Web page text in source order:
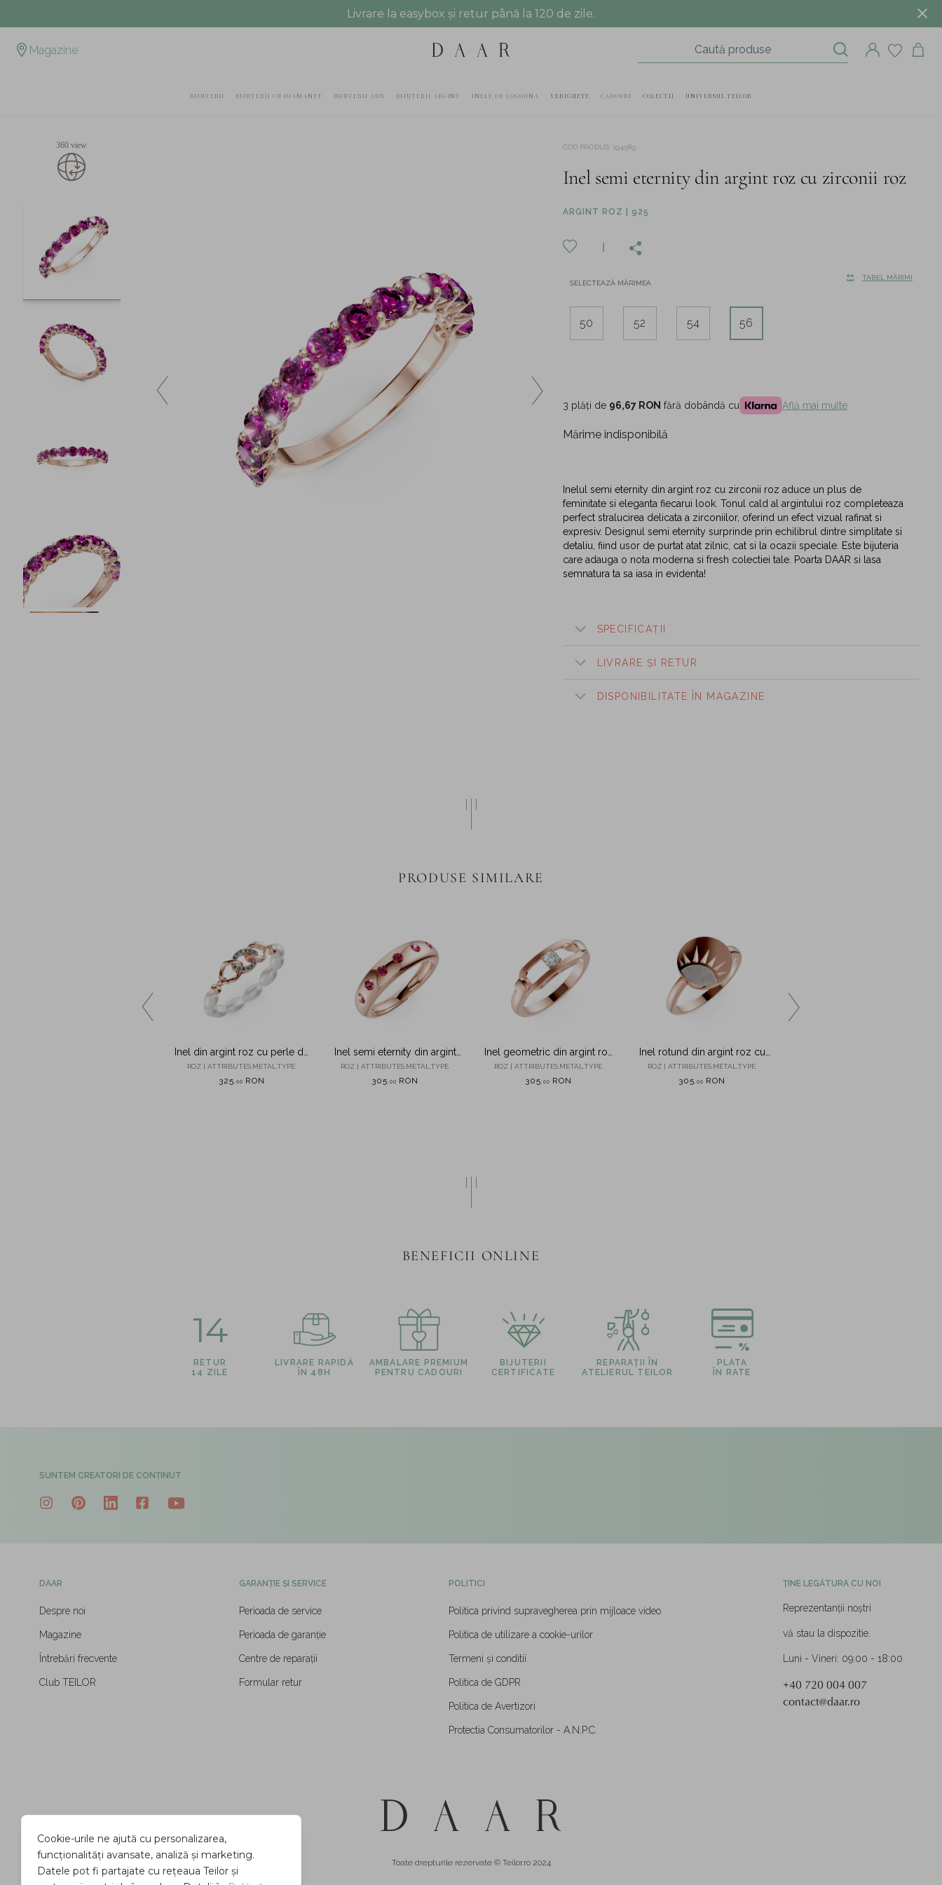
Livrare la easybox și retur până la 120 de zile.
Magazine
BIJUTERII BIJUTERII CU DIAMANTE BIJUTERII AUR BIJUTERII ARGINT INELE DE LOGODNA VERIGHETE CADOURI COLECTII UNIVERSUL TEILOR
360 view COD PRODUS: 194589
Inel semi eternity din argint roz cu zirconii roz
ARGINT ROZ | 925
SELECTEAZĂ MĂRIMEA
TABEL MĂRIMI
50 52 54 56
3 plăți de 96,67 RON fără dobândă cu Află mai multe
Mărime indisponibilă
Inelul semi eternity din argint roz cu zirconii roz aduce un plus de
feminitate si eleganta fiecarui look. Tonul cald al argintului roz completeaza
perfect stralucirea delicata a zirconiilor, oferind un efect vizual rafinat si
expresiv. Designul semi eternity surprinde prin echilibrul dintre simplitate si
detaliu, fiind usor de purtat atat zilnic, cat si la ocazii speciale. Este bijuteria
care adauga o nota moderna si fresh colectiei tale. Poarta DAAR si lasa
semnatura ta sa iasa in evidenta!
SPECIFICAȚII
LIVRARE ȘI RETUR
DISPONIBILITATE ÎN MAGAZINE
PRODUSE SIMILARE
Inel din argint roz cu perle de
cultura si zirconii
ROZ | ATTRIBUTES.METAL.TYPE.
325 00 RON
Inel semi eternity din argint
roz cu zirconii roz
ROZ | ATTRIBUTES.METAL.TYPE.
305,00 RON
Inel geometric din argint roz
cu zirconia solitaire
ROZ | ATTRIBUTES.METAL.TYPE.
305 ,00 RON
Inel rotund din argint roz cu
detaliu solar
ROZ | ATTRIBUTES.METAL.TYPE.
305 ,00 RON
BENEFICII ONLINE
14
RETUR
14 ZILE
LIVRARE RAPIDĂ
ÎN 48H
AMBALARE PREMIUM
PENTRU CADOURI
BIJUTERII
CERTIFICATE
REPARAȚII ÎN
ATELIERUL TEILOR
PLATA
ÎN RATE
SUNTEM CREATORI DE CONȚINUT
DAAR
Despre noi
Magazine
Întrebări frecvente
Club TEILOR
GARANȚIE ȘI SERVICE
Perioada de service
Perioada de garanție
Centre de reparații
Formular retur
POLITICI
Politica privind supravegherea prin mijloace video
Politica de utilizare a cookie-urilor
Termeni și conditii
Politica de GDPR
Politica de Avertizori
Protectia Consumatorilor - A.N.P.C.
ȚINE LEGĂTURA CU NOI
Reprezentanții noștri
vă stau la dispozitie.
Luni - Vineri: 09:00 - 18:00
+40 720 004 007
contact@daar.ro
Toate drepturile rezervate © Teilor.ro 2024